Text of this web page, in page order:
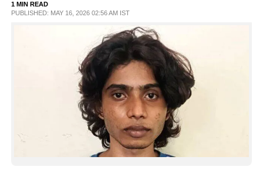
ART
1 MIN READ
PUBLISHED: MAY 16, 2026 02:56 AM IST